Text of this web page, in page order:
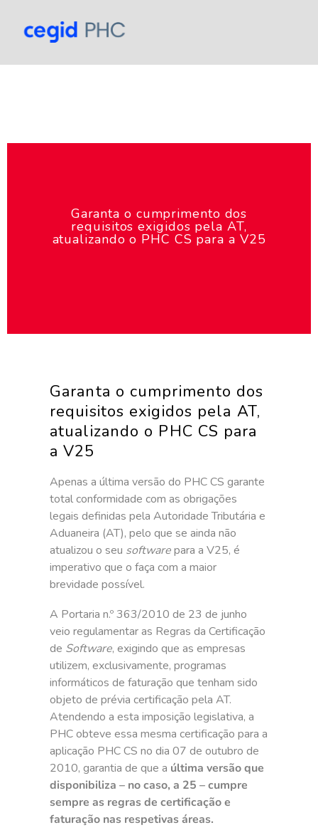
Garanta o cumprimento dos
requisitos exigidos pela AT,
atualizando o PHC CS para a V25
Garanta o cumprimento dos
requisitos exigidos pela AT,
atualizando o PHC CS para
a V25
Apenas a última versão do PHC CS garante
total conformidade com as obrigações
legais definidas pela Autoridade Tributária e
Aduaneira (AT), pelo que se ainda não
atualizou o seu softwarepara a V25, é
imperativo que o faça com a maior
brevidade possível.
A Portaria n.º 363/2010 de 23 de junho
veio regulamentar as Regras da Certificação
de Software, exigindo que as empresas
utilizem, exclusivamente, programas
informáticos de faturação que tenham sido
objeto de prévia certificação pela AT.
Atendendo a esta imposição legislativa, a
PHC obteve essa mesma certificação para a
aplicação PHC CS no dia 07 de outubro de
2010, garantia de que a última versão que
disponibiliza – no caso, a 25 – cumpre
sempre as regras de certificação e
faturação nas respetivas áreas.